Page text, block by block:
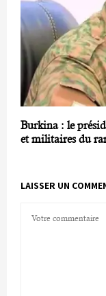
Burkina : le
et militaires du
LAISSER UN